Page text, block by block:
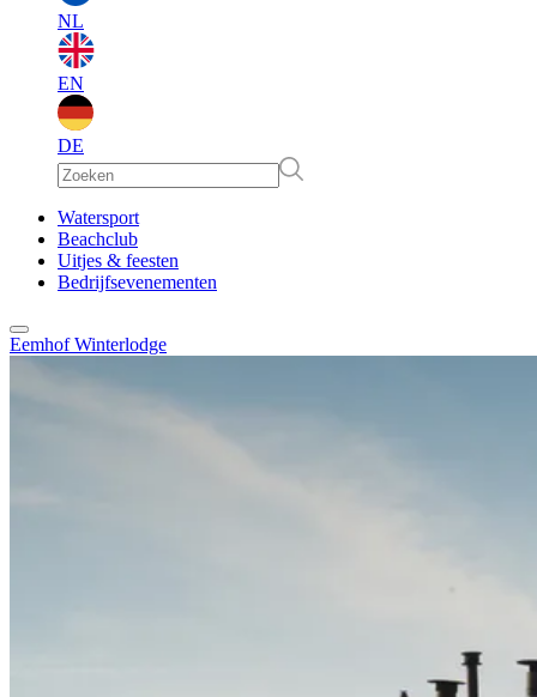
NL
EN
DE
EN
DE
Watersport
Beachclub
Uitjes & feesten
Bedrijfsevenementen
Eemhof Winterlodge